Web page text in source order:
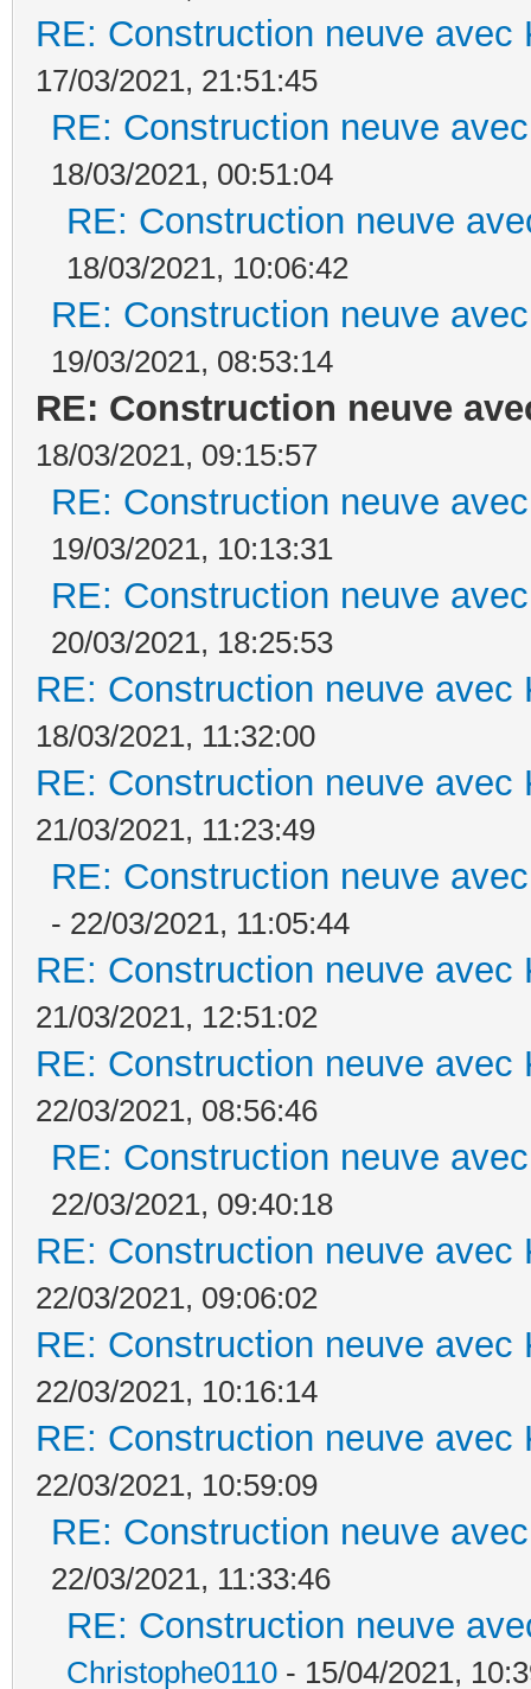
RE: Construction neuve avec
17/03/2021, 21:51:45
RE: Construction neuve
18/03/2021, 00:51:04
RE: Construction neuve
18/03/2021, 10:06:42
RE: Construction neuve
19/03/2021, 08:53:14
RE: Construction neuve
18/03/2021, 09:15:57
RE: Construction neuve
19/03/2021, 10:13:31
RE: Construction neuve
20/03/2021, 18:25:53
RE: Construction neuve avec
18/03/2021, 11:32:00
RE: Construction neuve avec
21/03/2021, 11:23:49
RE: Construction neuve
- 22/03/2021, 11:05:44
RE: Construction neuve avec
21/03/2021, 12:51:02
RE: Construction neuve avec
22/03/2021, 08:56:46
RE: Construction neuve
22/03/2021, 09:40:18
RE: Construction neuve avec
22/03/2021, 09:06:02
RE: Construction neuve avec
22/03/2021, 10:16:14
RE: Construction neuve avec
22/03/2021, 10:59:09
RE: Construction neuve
22/03/2021, 11:33:46
RE: Construction neuve
Christophe0110 - 15/04/2021,